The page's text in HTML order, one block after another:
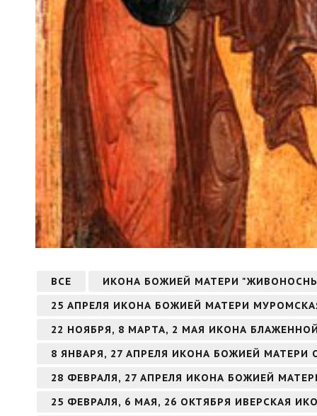
ВСЕ
ИКОНА БОЖИЕЙ МАТЕРИ
25 АПРЕЛЯ ИКОНА БОЖИЕЙ МАТЕРИ
22 НОЯБРЯ, 8 МАРТА, 2 МАЯ ИКОНА
8 ЯНВАРЯ, 27 АПРЕЛЯ ИКОНА БОЖИЕЙ МАТЕРИ
28 ФЕВРАЛЯ, 27 АПРЕЛЯ ИКОНА БОЖИЕЙ
25 ФЕВРАЛЯ, 6 МАЯ, 26 ОКТЯБРЯ ИВЕРСКАЯ